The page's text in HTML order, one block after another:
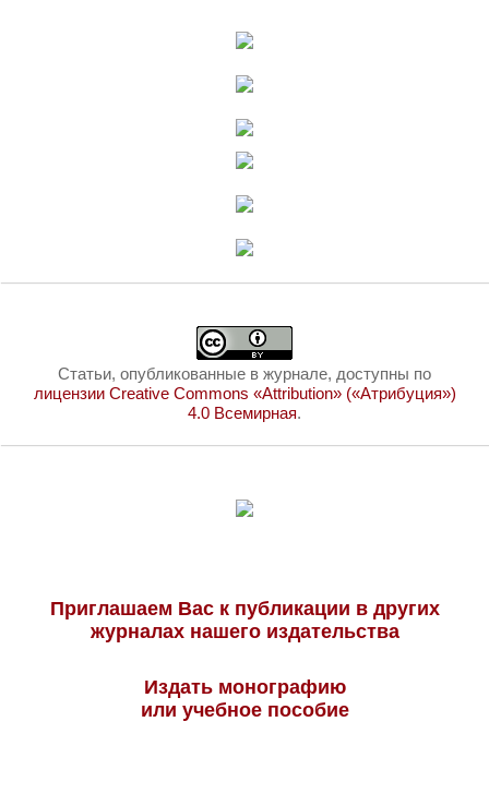
Статьи, опубликованные в журнале, доступны по
лицензии Creative Commons «Attribution» («Атрибуция»)
4.0 Всемирная.
Приглашаем Вас к публикации в других
журналах нашего издательства
Издать монографию
или учебное пособие